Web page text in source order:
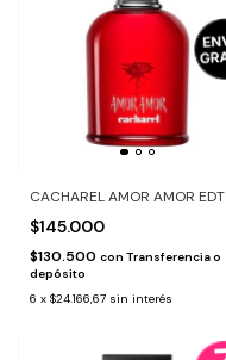
CACHAREL AMOR AMOR EDT
$145.000
$130.500 con Transferencia o
depósito
6 x $24.166,67 sin interés